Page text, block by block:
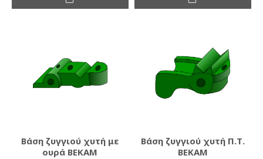
Βάση ζυγγιού χυτή με
ουρά ΒΕΚΑΜ
Βάση ζυγγιού χυτή Π.Τ.
ΒΕΚΑΜ